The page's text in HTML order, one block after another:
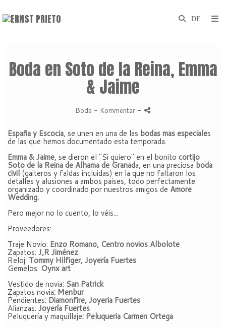
Boda en Soto de la Reina, Emma
& Jaime
Boda - Kommentar -
España y Escocia, se unen en una de las bodas mas especiales
de las que hemos documentado esta temporada.
Emma & Jaime, se dieron el "Si quiero" en el bonito cortijo
Soto de la Reina de Alhama de Granada, en una preciosaboda
civil (gaiteros y faldas incluidas) en la que no faltaron los
detalles y alusiones a ambos paises, todo perfectamente
organizado y coordinado por nuestros amigos de Amore
Wedding.
Pero mejor no lo cuento, lo véis...
Proveedores:
Traje Novio: Enzo Romano, Centro novios Albolote
Zapatos: J,R Jiménez
Reloj: Tommy Hilfiger, Joyería Fuertes
Gemelos: Oynx art
Vestido de novia: San Patrick
Zapatos novia: Menbur
Pendientes: Diamonfire, Joyeria Fuertes
Alianzas: Joyería Fuertes
Peluquería y maquillaje: Peluqueria Carmen Ortega